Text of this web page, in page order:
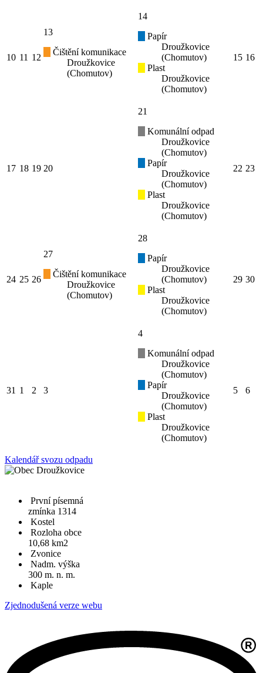
10 11 12
13
Čištění komunikace
Droužkovice
(Chomutov)
14
Papír
Droužkovice
(Chomutov)
Plast
Droužkovice
(Chomutov)
15 16
17 18 19 20
21
Komunální odpad
Droužkovice
(Chomutov)
Papír
Droužkovice
(Chomutov)
Plast
Droužkovice
(Chomutov)
22 23
24 25 26
27
Čištění komunikace
Droužkovice
(Chomutov)
28
Papír
Droužkovice
(Chomutov)
Plast
Droužkovice
(Chomutov)
29 30
31 1 2 3
4
Komunální odpad
Droužkovice
(Chomutov)
Papír
Droužkovice
(Chomutov)
Plast
Droužkovice
(Chomutov)
5 6
Kalendář svozu odpadu
První písemná
zmínka 1314
Kostel
Rozloha obce
10,68 km2
Zvonice
Nadm. výška
300 m. n. m.
Kaple
Zjednodušená verze webu